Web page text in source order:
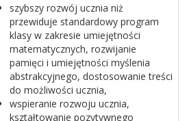
szybszy rozwój ucznia niż
przewiduje standardowy program
klasy w zakresie umiejętności
matematycznych, rozwijanie
pamięci i umiejętności myślenia
abstrakcyjnego, dostosowanie treści
do możliwości ucznia,
wspieranie rozwoju ucznia,
kształtowanie pozytywnego